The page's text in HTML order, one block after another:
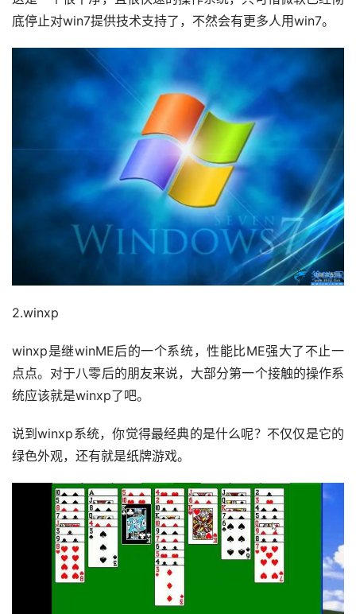
底停止对win7提供技术支持了，不然会有更多人用win7。
2.winxp
winxp是继winME后的一个系统，性能比ME强大了不止一
点点。对于八零后的朋友来说，大部分第一个接触的操作系
统应该就是winxp了吧。
说到winxp系统，你觉得最经典的是什么呢？不仅仅是它的
绿色外观，还有就是纸牌游戏。